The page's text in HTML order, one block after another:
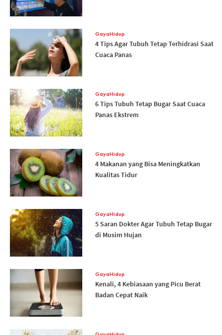
GayaHidup
4 Tips Agar Tubuh Tetap Terhidrasi Saat
Cuaca Panas
GayaHidup
6 Tips Tubuh Tetap Bugar Saat Cuaca
Panas Ekstrem
GayaHidup
4 Makanan yang Bisa Meningkatkan
Kualitas Tidur
GayaHidup
5 Saran Dokter Agar Tubuh Tetap Bugar
di Musim Hujan
GayaHidup
Kenali, 4 Kebiasaan yang Picu Berat
Badan Cepat Naik